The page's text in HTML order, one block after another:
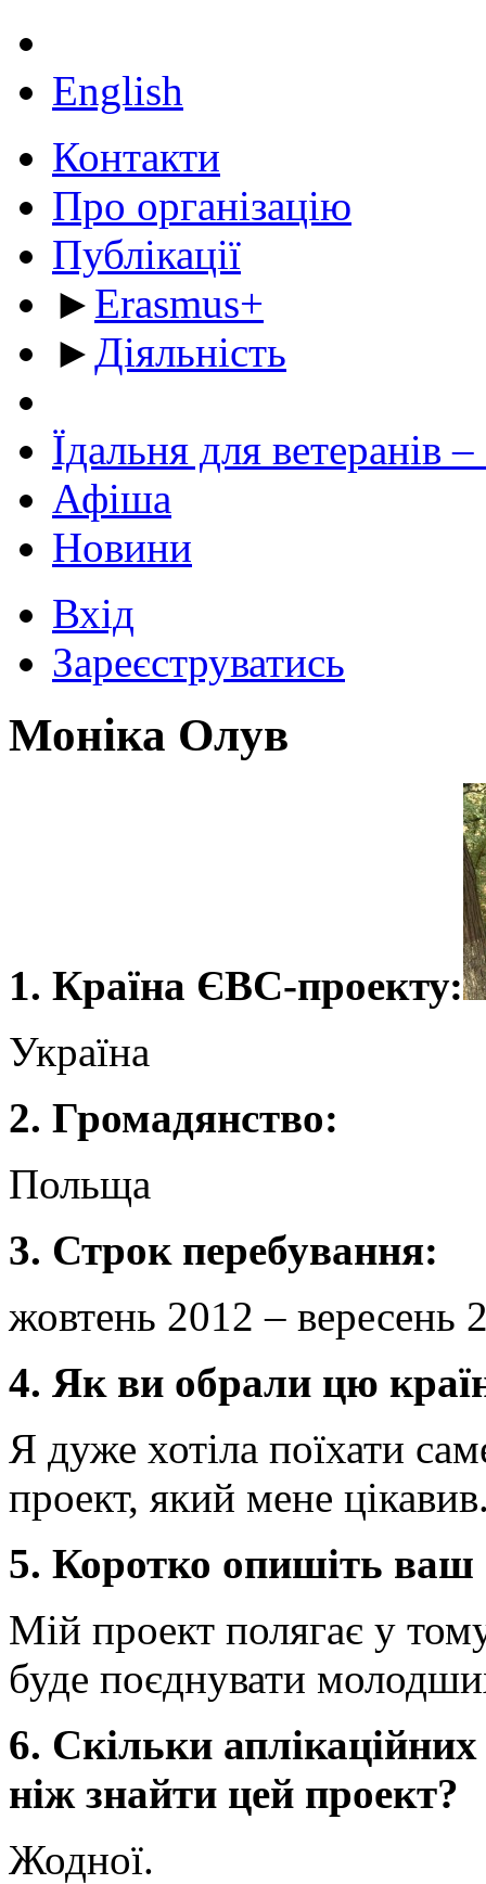
English
Контакти
Про організацію
Публікації
► Erasmus+
►Діяльність
Їдальня для ветеранів
Афіша
Новини
Вхід
Зареєструватись
Моніка Олув
1. Країна ЄВС-проекту:
Україна
2. Громадянство:
Польща
3. Строк перебування:
жовтень 2012 – вересень
4. Як ви обрали цю
Я дуже хотіла поїхати
проект, який мене
5. Коротко опишіть ваш
Мій проект полягає у
буде поєднувати
6. Скільки
ніж знайти цей проект?
Жодної.